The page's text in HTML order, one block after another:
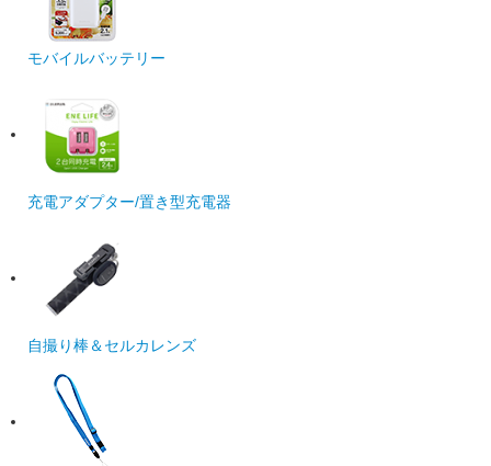
モバイルバッテリー
充電アダプター/置き型充電器
自撮り棒＆セルカレンズ